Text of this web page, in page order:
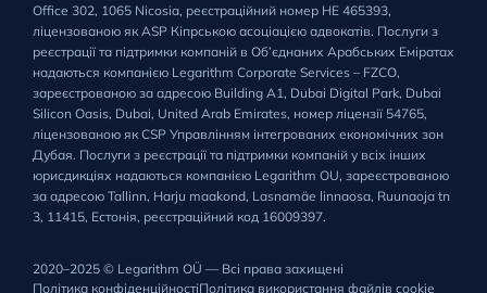
Office 302, 1065 Nicosia, реєстраційний номер HE 465393,
ліцензованою як ASP Кіпрською асоціацією адвокатів. Послуги з
реєстрації та підтримки компаній в Об’єднаних Арабських Еміратах
надаються компанією Legarithm Corporate Services – FZCO,
зареєстрованою за адресою Building A1, Dubai Digital Park, Dubai
Silicon Oasis, Dubai, United Arab Emirates, номер ліцензії 54765,
ліцензованою як CSP Управлінням інтегрованих економічних зон
Дубая. Послуги з реєстрації та підтримки компаній у всіх інших
юрисдикціях надаються компанією Legarithm OU, зареєстрованою
за адресою Tallinn, Harju maakond, Lasnamäe linnaosa, Ruunaoja tn
3, 11415, Естонія, реєстраційний код 16009397.
2020–2025 © Legarithm OÜ — Всі права захищені
Політика конфіденційностіПолітика використання файлів cookie